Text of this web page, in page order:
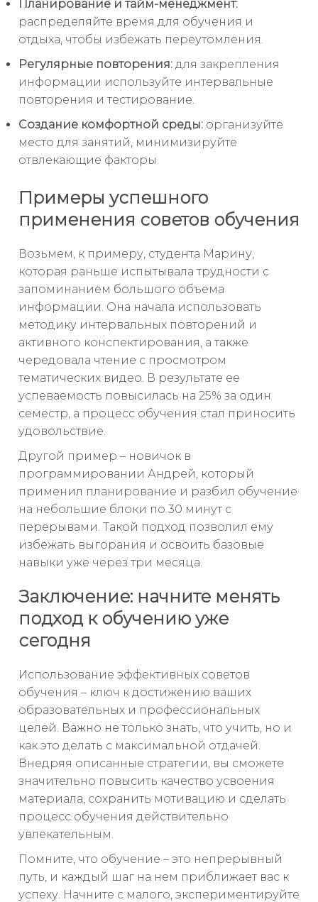
Планирование и тайм-менеджмент:
распределяйте время для обучения и
отдыха, чтобы избежать переутомления.
Регулярные повторения: для закрепления
информации используйте интервальные
повторения и тестирование.
Создание комфортной среды: организуйте
место для занятий, минимизируйте
отвлекающие факторы.
Примеры успешного
применения советов обучения
Возьмем, к примеру, студента Марину,
которая раньше испытывала трудности с
запоминанием большого объема
информации. Она начала использовать
методику интервальных повторений и
активного конспектирования, а также
чередовала чтение с просмотром
тематических видео. В результате ее
успеваемость повысилась на 25% за один
семестр, а процесс обучения стал приносить
удовольствие.
Другой пример – новичок в
программировании Андрей, который
применил планирование и разбил обучение
на небольшие блоки по 30 минут с
перерывами. Такой подход позволил ему
избежать выгорания и освоить базовые
навыки уже через три месяца.
Заключение: начните менять
подход к обучению уже
сегодня
Использование эффективных советов
обучения – ключ к достижению ваших
образовательных и профессиональных
целей. Важно не только знать, что учить, но и
как это делать с максимальной отдачей.
Внедряя описанные стратегии, вы сможете
значительно повысить качество усвоения
материала, сохранить мотивацию и сделать
процесс обучения действительно
увлекательным.
Помните, что обучение – это непрерывный
путь, и каждый шаг на нем приближает вас к
успеху. Начните с малого, экспериментируйте